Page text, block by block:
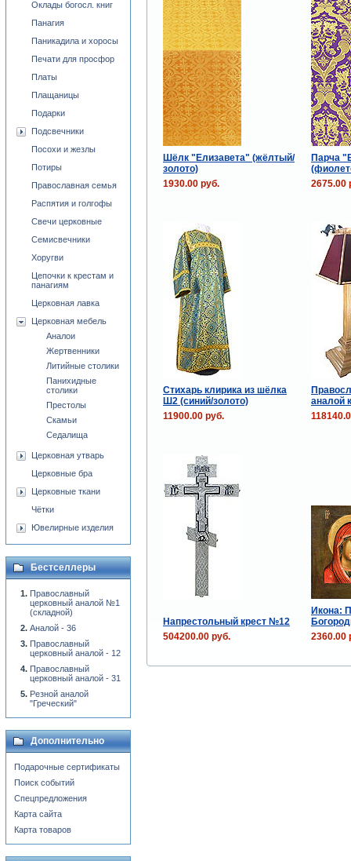
Шёлк "Елизавета" (жёлтый/
золото)
Парча
1930.00 руб.
2675.00
Стихарь клирика из шёлка
Ш2 (синий/золото)
аналой
11900.00 руб.
Напрестольный крест №12
Икона:
504200.00 руб.
2360.00
Оклады богосл. книг
Панагия
Паникадила и хоросы
Печати для просфор
Платы
Плащаницы
Подарки
Подсвечники
Посохи и жезлы
Потиры
Православная семья
Распятия и голгофы
Свечи церковные
Семисвечники
Хоругви
Цепочки к крестам и
панагиям
Церковная лавка
Церковная мебель
Аналои
Жертвенники
Литийные столики
Панихидные
столики
Престолы
Скамьи
Седалища
Церковная утварь
Церковные бра
Церковные ткани
Чётки
Ювелирные изделия
Бестселлеры
Православный
церковный аналой №1
(складной)
Аналой - 36
Православный
церковный аналой - 12
Православный
церковный аналой - 31
Резной аналой
"Греческий"
Дополнительно
Подарочные сертификаты
Поиск событий
Спецпредложения
Карта сайта
Карта товаров